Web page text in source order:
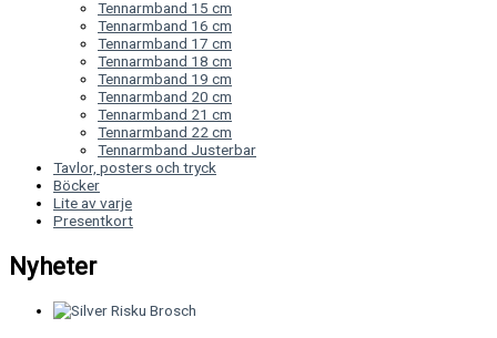
Tennarmband 15 cm
Tennarmband 16 cm
Tennarmband 17 cm
Tennarmband 18 cm
Tennarmband 19 cm
Tennarmband 20 cm
Tennarmband 21 cm
Tennarmband 22 cm
Tennarmband Justerbar
Tavlor, posters och tryck
Böcker
Lite av varje
Presentkort
Nyheter